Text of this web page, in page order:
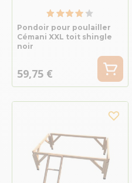
Pondoir pour poulailler
Cémani XXL toit shingle
noir
59,75 €